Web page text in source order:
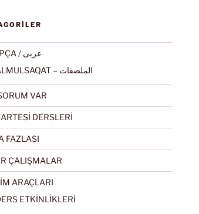
ARAPÇA / عربى
ALMULSAQAT – الملصقات
VAR
DERSLERİ
FAZLASI
ÇALIŞMALAR
ARAÇLARI
ETKİNLİKLERİ